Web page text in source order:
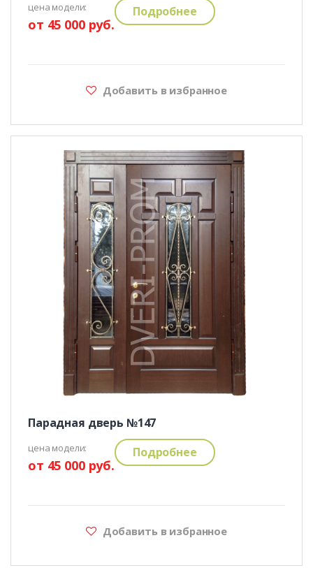
цена модели:
от 45 000 руб.
Подробнее
Добавить в избранное
Парадная дверь №147
цена модели:
от 45 000 руб.
Подробнее
Добавить в избранное